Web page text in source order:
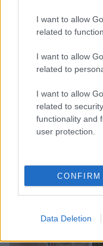
I want to allow
related to
I want to allow
related to
I want to allow
related to
functionality and
user protection.
CONFIRM
Data Deletion
Választás 2022
Mennyire lehet
között?
Mire érdemes
szeretné váltani a